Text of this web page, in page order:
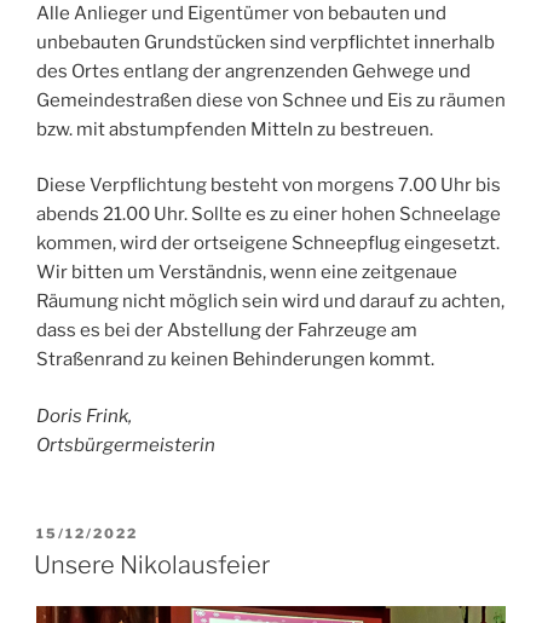
Alle Anlieger und Eigentümer von bebauten und
unbebauten Grundstücken sind verpflichtet innerhalb
des Ortes entlang der angrenzenden Gehwege und
Gemeindestraßen diese von Schnee und Eis zu räumen
bzw. mit abstumpfenden Mitteln zu bestreuen.
Diese Verpflichtung besteht von morgens 7.00 Uhr bis
abends 21.00 Uhr. Sollte es zu einer hohen Schneelage
kommen, wird der ortseigene Schneepflug eingesetzt.
Wir bitten um Verständnis, wenn eine zeitgenaue
Räumung nicht möglich sein wird und darauf zu achten,
dass es bei der Abstellung der Fahrzeuge am
Straßenrand zu keinen Behinderungen kommt.
Doris Frink,
Ortsbürgermeisterin
VERÖFFENTLICHT
AM
15/12/2022
Unsere Nikolausfeier